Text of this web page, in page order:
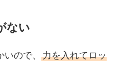
ない
ので、 力を入れてロッ